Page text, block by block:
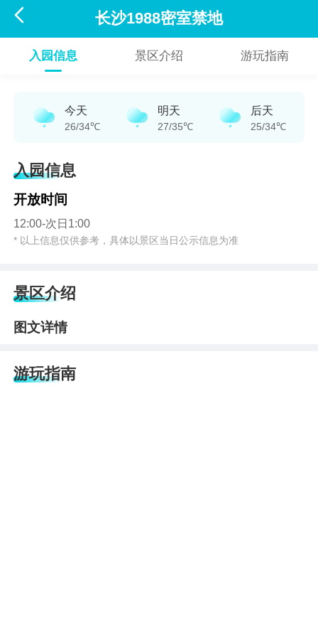
 长沙1988密室禁地
入园信息 景区介绍 游玩指南
今天
26/34℃
明天
27/35℃
后天
25/34℃
入园信息
开放时间
12:00-次日1:00
* 以上信息仅供参考，具体以景区当日公示信息为准
景区介绍
图文详情
游玩指南